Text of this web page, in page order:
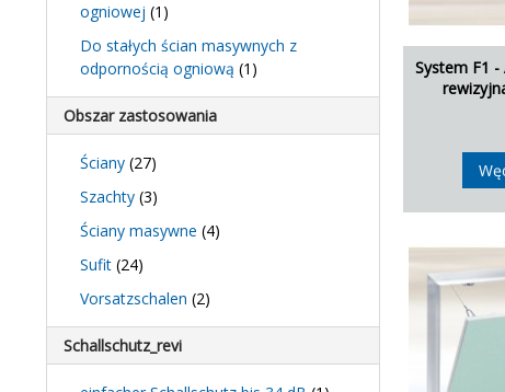
ogniowej (1)
Do stałych ścian masywnych z
odpornością ogniową (1)
Obszar zastosowania
Ściany (27)
Szachty (3)
Ściany masywne (4)
Sufit (24)
Vorsatzschalen (2)
Schallschutz_revi
System F1